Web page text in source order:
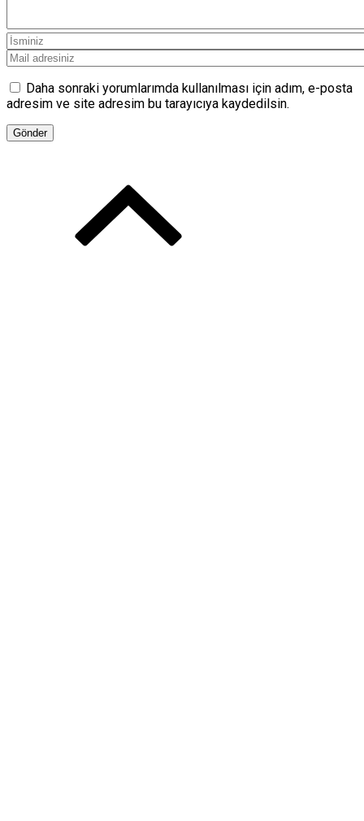
Daha sonraki yorumlarımda kullanılması için adım, e-posta
adresim ve site adresim bu tarayıcıya kaydedilsin.